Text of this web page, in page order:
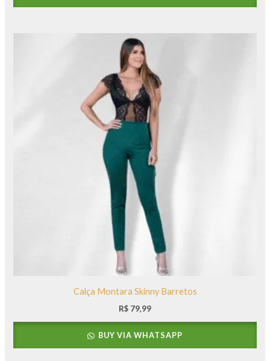
Calça Montara Skinny Barretos
R$ 79,99
BUY VIA WHATSAPP